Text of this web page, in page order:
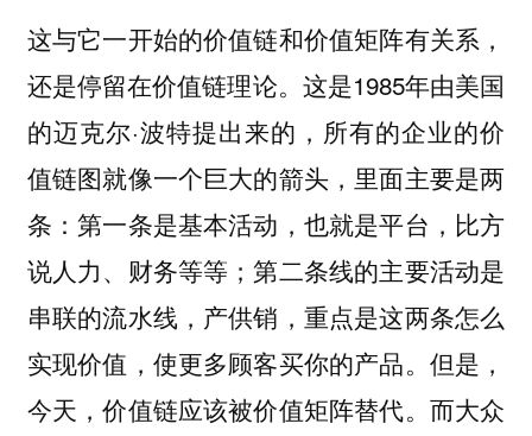
这与它一开始的价值链和价值矩阵有关系，
还是停留在价值链理论。这是1985年由美国
的迈克尔·波特提出来的，所有的企业的价
值链图就像一个巨大的箭头，里面主要是两
条：第一条是基本活动，也就是平台，比方
说人力、财务等等；第二条线的主要活动是
串联的流水线，产供销，重点是这两条怎么
实现价值，使更多顾客买你的产品。但是，
今天，价值链应该被价值矩阵替代。而大众